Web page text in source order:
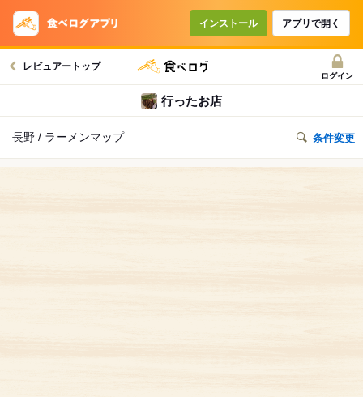
インストール アプリで開く
レビュアートップ
ログイン
行ったお店
長野 / ラーメンマップ 条件変更